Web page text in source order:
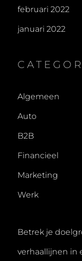
februari 2022
januari 2022
Algemeen
Auto
B2B
Financieel
Marketing
Werk
Betrek je
verhaallijnen in